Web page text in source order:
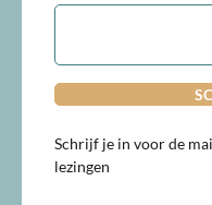
E-
Schrijf je in voor de
lezingen